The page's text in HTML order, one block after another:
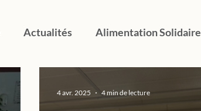
Actualités Alimentation Solidaire
4 avr. 2025 4 min de lecture